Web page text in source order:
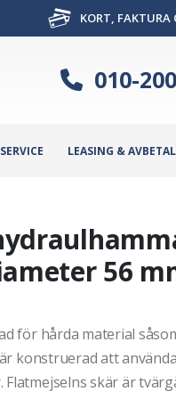
KORT, FAKTURA
010-
LEASING &
56
för hårda material
konstruerad att
skär är